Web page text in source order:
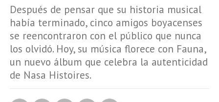
Después de pensar que su historia musical
había terminado, cinco amigos boyacenses
se reencontraron con el público que nunca
los olvidó. Hoy, su música florece con Fauna,
un nuevo álbum que celebra la autenticidad
de Nasa Histoires.